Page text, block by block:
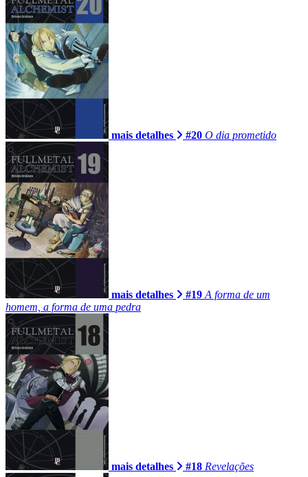
mais detalhes #20 O dia prometido
mais detalhes #19 A forma de um
homem, a forma de uma pedra
mais detalhes #18 Revelações